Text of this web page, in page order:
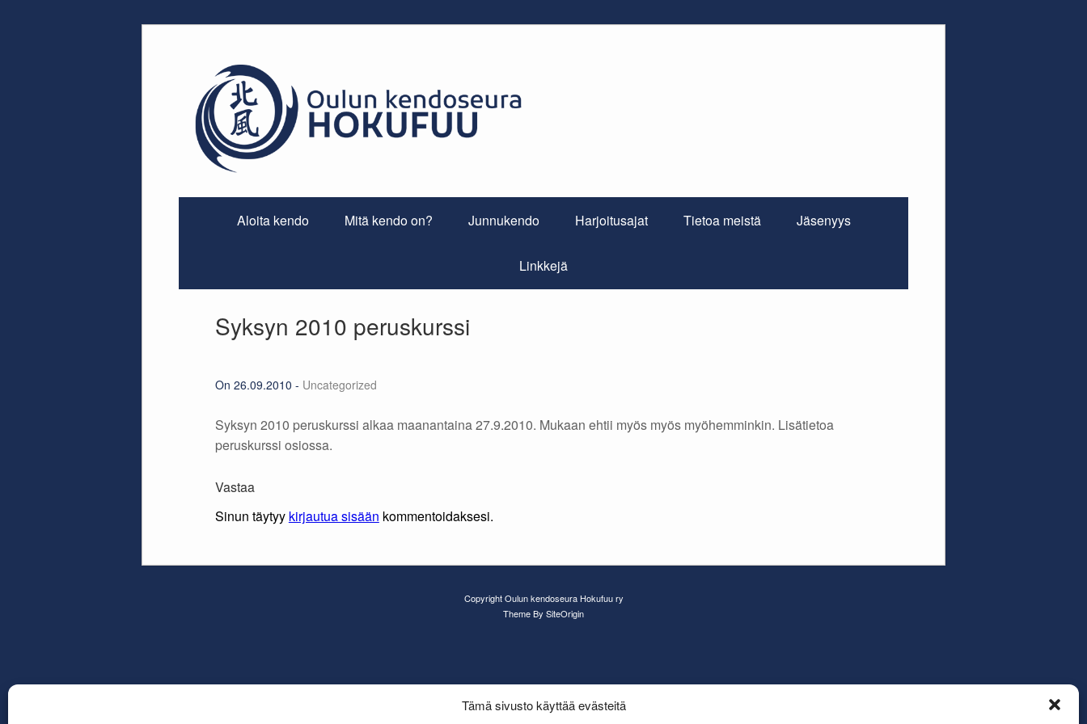
Tämä sivusto käyttää evästeitä
Aloita kendo Mitä kendo on? Junnukendo Harjoitusajat Tietoa meistä Jäsenyys
Linkkejä
Syksyn 2010 peruskurssi
On 26.09.2010 - Uncategorized
Syksyn 2010 peruskurssi alkaa maanantaina 27.9.2010. Mukaan ehtii myös myös myöhemminkin. Lisätietoa
peruskurssi osiossa.
Vastaa
Sinun täytyy kirjautua sisään kommentoidaksesi.
Copyright Oulun kendoseura Hokufuu ry
Theme By SiteOrigin